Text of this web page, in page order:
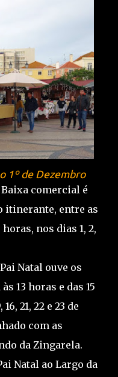
1º de Dezembro
comercial é
itinerante, entre as
horas, nos dias 1, 2,
Natal ouve os
13 horas e das 15
21, 22 e 23 de
com as
da Zingarela.
Natal ao Largo da